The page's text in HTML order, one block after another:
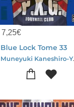
7,25€
Blue Lock Tome 33